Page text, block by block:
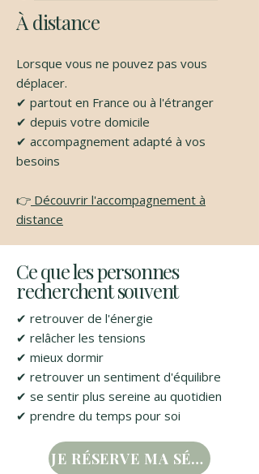
À distance
Lorsque vous ne pouvez pas vous
déplacer.
✔ partout en France ou à l'étranger
✔ depuis votre domicile
✔ accompagnement adapté à vos
besoins
👉 Découvrir l'accompagnement à
distance
Ce que les personnes
recherchent souvent
✔ retrouver de l'énergie
✔ relâcher les tensions
✔ mieux dormir
✔ retrouver un sentiment d'équilibre
✔ se sentir plus sereine au quotidien
✔ prendre du temps pour soi
JE RÉSERVE MA SÉANCE